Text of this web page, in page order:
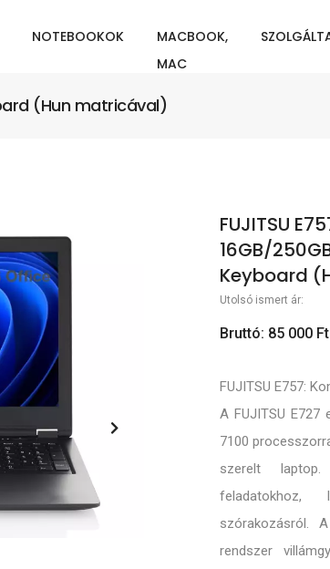
NOTEBOOKOK
MACBOOK,
MAC
(Hun matricával)
FUJITSU
16GB/
Keyboard
Utolsó ismert ár:
Bruttó: 85 000 Ft
FUJITSU E757:
A FUJITSU E727
7100
szerelt
szórakozásról.
rendszer